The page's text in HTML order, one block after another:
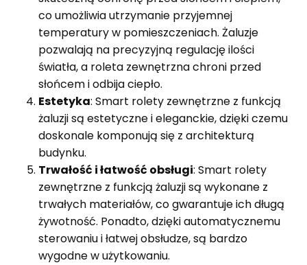
co umożliwia utrzymanie przyjemnej
temperatury w pomieszczeniach. Żaluzje
pozwalają na precyzyjną regulację ilości
światła, a roleta zewnętrzna chroni przed
słońcem i odbija ciepło.
Estetyka: Smart rolety zewnętrzne z funkcją
żaluzji są estetyczne i eleganckie, dzięki czemu
doskonale komponują się z architekturą
budynku.
Trwałość i łatwość obsługi: Smart rolety
zewnętrzne z funkcją żaluzji są wykonane z
trwałych materiałów, co gwarantuje ich długą
żywotność. Ponadto, dzięki automatycznemu
sterowaniu i łatwej obsłudze, są bardzo
wygodne w użytkowaniu.